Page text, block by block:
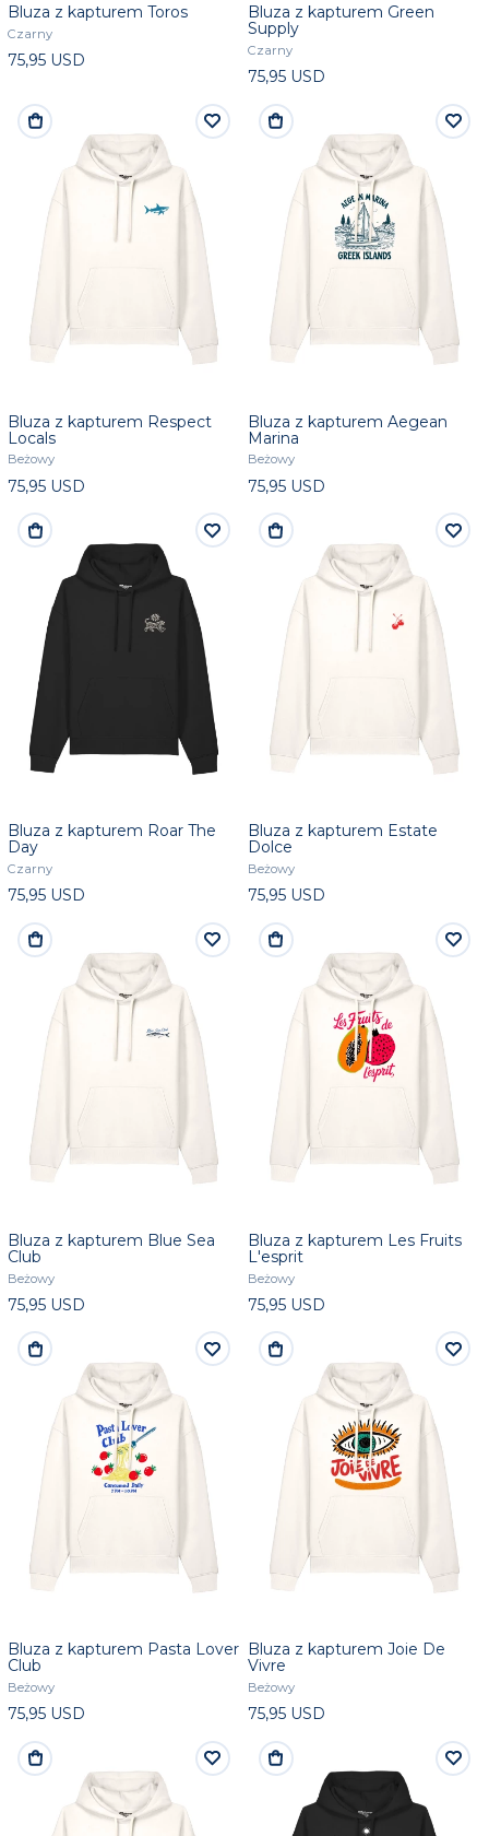
Bluza z kapturem Toros
Czarny
75,95 USD
Bluza z kapturem Green
Supply
Czarny
75,95 USD
Bluza z kapturem Respect
Locals
Beżowy
75,95 USD
Bluza z kapturem Aegean
Marina
Beżowy
75,95 USD
Bluza z kapturem Roar The
Day
Czarny
75,95 USD
Bluza z kapturem Estate
Dolce
Beżowy
75,95 USD
Bluza z kapturem Blue Sea
Club
Beżowy
75,95 USD
Bluza z kapturem Les Fruits
L'esprit
Beżowy
75,95 USD
Bluza z kapturem Pasta Lover
Club
Beżowy
75,95 USD
Bluza z kapturem Joie De
Vivre
Beżowy
75,95 USD